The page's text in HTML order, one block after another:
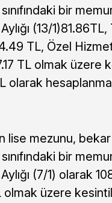
bir
(13/1)81.86TL,
TL, Özel
TL olmak üzere
lise mezunu, bekar
bir
(7/1) olarak
olmak üzere